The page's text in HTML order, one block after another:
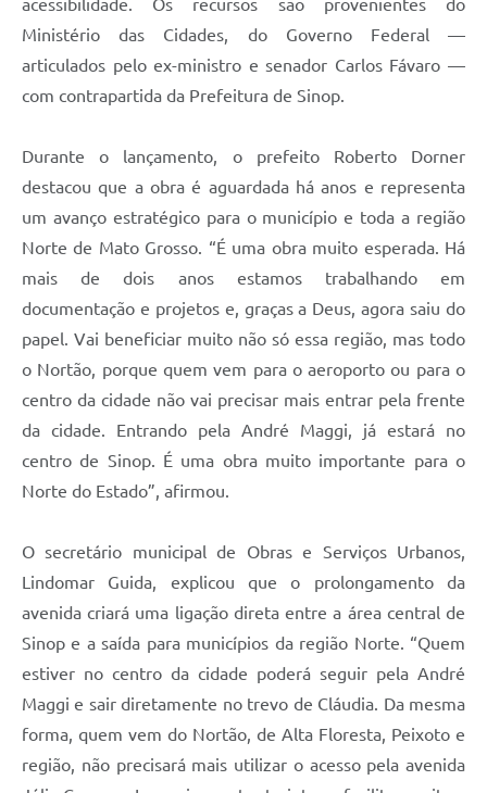
acessibilidade. Os recursos são provenientes do
Ministério das Cidades, do Governo Federal —
articulados pelo ex-ministro e senador Carlos Fávaro —
com contrapartida da Prefeitura de Sinop.
Durante o lançamento, o prefeito Roberto Dorner
destacou que a obra é aguardada há anos e representa
um avanço estratégico para o município e toda a região
Norte de Mato Grosso. “É uma obra muito esperada. Há
mais de dois anos estamos trabalhando em
documentação e projetos e, graças a Deus, agora saiu do
papel. Vai beneficiar muito não só essa região, mas todo
o Nortão, porque quem vem para o aeroporto ou para o
centro da cidade não vai precisar mais entrar pela frente
da cidade. Entrando pela André Maggi, já estará no
centro de Sinop. É uma obra muito importante para o
Norte do Estado”, afirmou.
O secretário municipal de Obras e Serviços Urbanos,
Lindomar Guida, explicou que o prolongamento da
avenida criará uma ligação direta entre a área central de
Sinop e a saída para municípios da região Norte. “Quem
estiver no centro da cidade poderá seguir pela André
Maggi e sair diretamente no trevo de Cláudia. Da mesma
forma, quem vem do Nortão, de Alta Floresta, Peixoto e
região, não precisará mais utilizar o acesso pela avenida